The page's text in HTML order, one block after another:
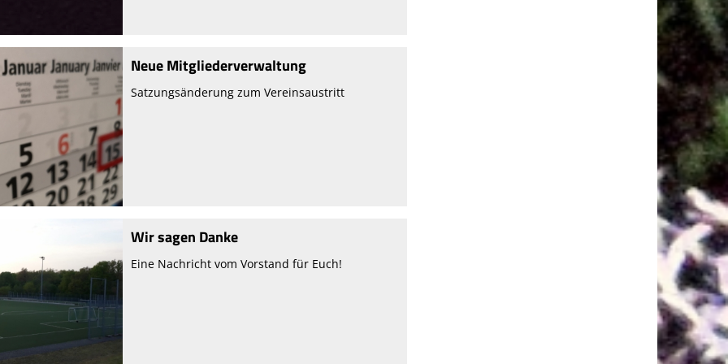
Neue Mitgliederverwaltung
Satzungsänderung zum Vereinsaustritt
Wir sagen Danke
Eine Nachricht vom Vorstand für Euch!